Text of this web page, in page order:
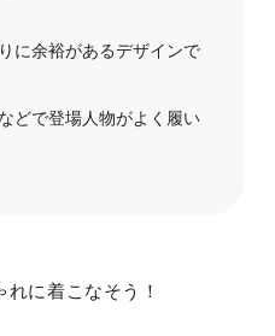
に余裕があるデザインで
どで登場人物がよく履い
に着こなそう！